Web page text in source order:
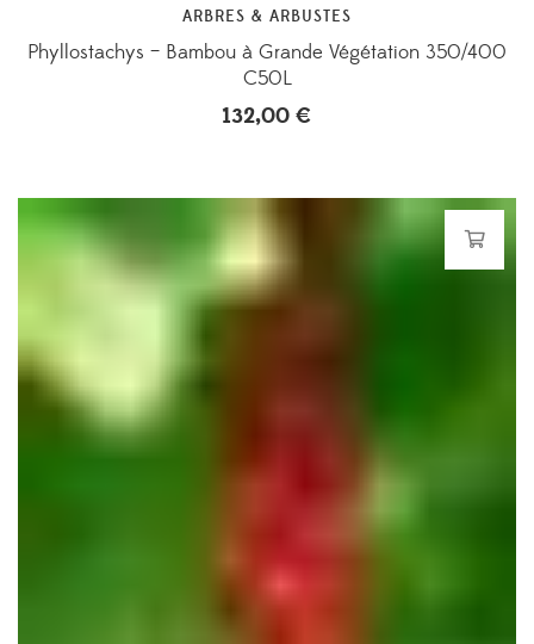
ARBRES & ARBUSTES
Phyllostachys – Bambou à Grande Végétation 350/400
C50L
132,00 €